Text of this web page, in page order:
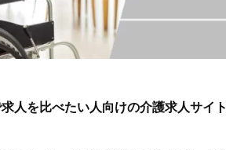
人を比べたい人向けの介護求人サイト